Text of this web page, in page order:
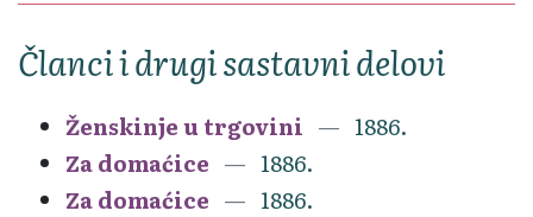
Članci i drugi sastavni delovi
Ženskinje u trgovini
1886.
Za domaćice
1886.
Za domaćice
1886.